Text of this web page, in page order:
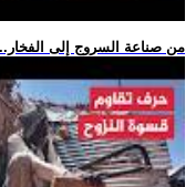
.. من صناعة السروج إلى